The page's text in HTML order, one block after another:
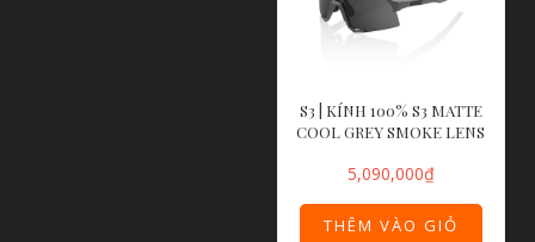
S3 | KÍNH 100% S3 MATTE
COOL GREY SMOKE LENS
5,090,000₫
THÊM VÀO GIỎ